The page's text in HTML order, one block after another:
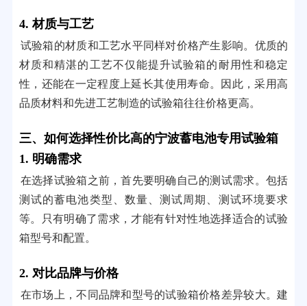
4. 材质与工艺
试验箱的材质和工艺水平同样对价格产生影响。优质的
材质和精湛的工艺不仅能提升试验箱的耐用性和稳定
性，还能在一定程度上延长其使用寿命。因此，采用高
品质材料和先进工艺制造的试验箱往往价格更高。
三、如何选择性价比高的宁波蓄电池专用试验箱
1. 明确需求
在选择试验箱之前，首先要明确自己的测试需求。包括
测试的蓄电池类型、数量、测试周期、测试环境要求
等。只有明确了需求，才能有针对性地选择适合的试验
箱型号和配置。
2. 对比品牌与价格
在市场上，不同品牌和型号的试验箱价格差异较大。建